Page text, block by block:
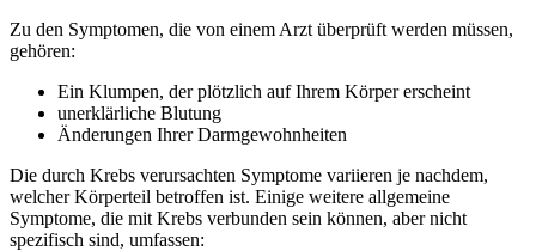
Zu den Symptomen, die von einem Arzt überprüft werden müssen,
gehören:
Ein Klumpen, der plötzlich auf Ihrem Körper erscheint
unerklärliche Blutung
Änderungen Ihrer Darmgewohnheiten
Die durch Krebs verursachten Symptome variieren je nachdem,
welcher Körperteil betroffen ist. Einige weitere allgemeine
Symptome, die mit Krebs verbunden sein können, aber nicht
spezifisch sind, umfassen: